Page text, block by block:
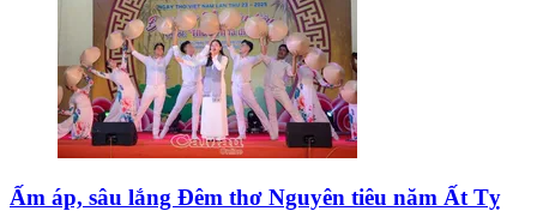
Ấm áp, sâu lắng Đêm thơ Nguyên tiêu năm Ất Tỵ